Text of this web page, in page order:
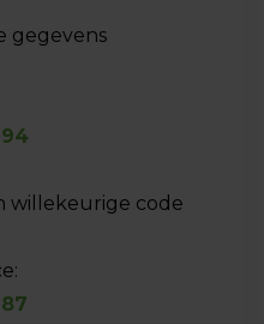
gegevens
willekeurige code